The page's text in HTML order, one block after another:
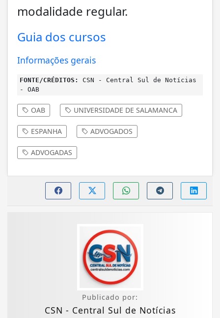
modalidade regular.
Guia dos cursos
Informações gerais
FONTE/CRÉDITOS:
CSN - Central Sul de Notícias
- OAB
OAB UNIVERSIDADE DE SALAMANCA
ESPANHA ADVOGADOS
ADVOGADAS
Publicado por:
CSN - Central Sul de Notícias